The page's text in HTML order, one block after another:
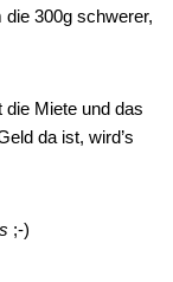
300g schwerer,
Miete und das
da ist, wird’s
;-)